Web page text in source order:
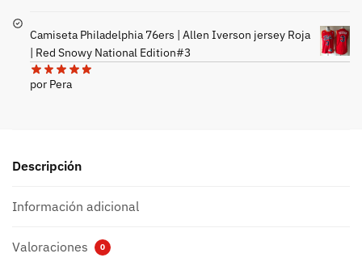
Camiseta Philadelphia 76ers | Allen Iverson jersey Roja
| Red Snowy National Edition#3
por Pera
Descripción
Información adicional
Valoraciones 0